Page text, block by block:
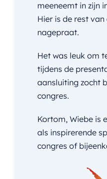
meeneemt in zijn
Hier is de rest
nagepraat.
Het was leuk om
tijdens de
aansluiting zocht
congres.
Kortom, Wiebe is
als inspirerende
congres of